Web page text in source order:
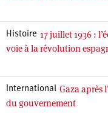
Histoire 17 juillet 1936 :
voie à la révolution
International Gaza après
du gouvernement